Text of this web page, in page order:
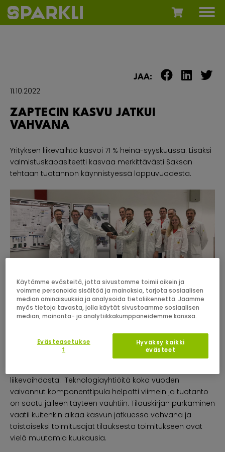
JAA:
11.10.2022
ZAPTECIN KASVU JATKUI
VAHVANA
Yrityksen liikevaihto kasvoi 71 % heinä-syyskuussa. Lisäksi
valmistuskapasiteetti kasvaa merkittävästi Saksan
tehtaan tuotannon käynnistyessä loppuvuodesta.
Zaptecin kolmannen vuosineljänneksen liikevaihto oli 224
miljoonaa kruunua, jossa on kasvua 71 prosenttia
edellisvuoteen verrattuna. Zaptecin
kansainvälistymisstrategia etenee vauhdilla ja Norjan
liikevaihdosta. Teknologiayhtiöitä koko vuoden
vaivannut komponenttipula helpotti viimein ja tuotanto
on saatu jälleen täyteen vauhtiin. Tilauskirjan purkaminen
vaatii kuitenkin aikaa kasvun jatkuessa vahvana ja
toistaiseksi toimitusajat tilauksesta toimitukseen ovat
vielä muutamia kuukausia.
Käytämme evästeitä, jotta sivustomme toimii oikein ja
voimme personoida sisältöä ja mainoksia, tarjota sosiaalisen
median ominaisuuksia ja analysoida tietoliikennettä. Jaamme
myös tietoja tavasta, jolla käytät sivustoamme sosiaalisen
median, mainonta- ja analytiikkakumppaneidemme kanssa.
Evästeasetukse
t
Hyväksy kaikki
evästeet